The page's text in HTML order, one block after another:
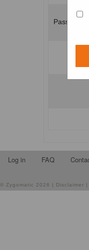
Password:
Log in FAQ
© Zygomatic 2026 | Disclaimer |